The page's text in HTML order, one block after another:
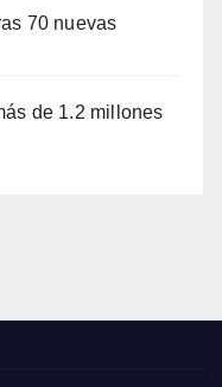
70 nuevas
de 1.2 millones